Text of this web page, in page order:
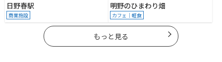
日野春駅
商業施設
明野のひまわり畑
カフェ｜軽食
もっと見る